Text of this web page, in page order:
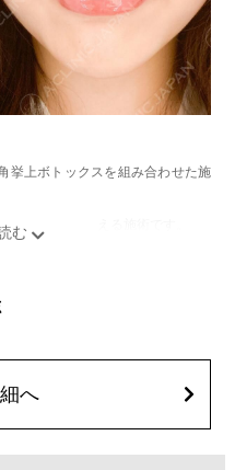
挙上ボトックスを組み合わせた施
バランスを整える施術です。
る施術です。
痛み、突っ張り感などが生じるこ
、細菌感染症、頭痛などが生じる
は男性は3か月、女性は2か月避妊
麻酔 3,300円(税込)
へ